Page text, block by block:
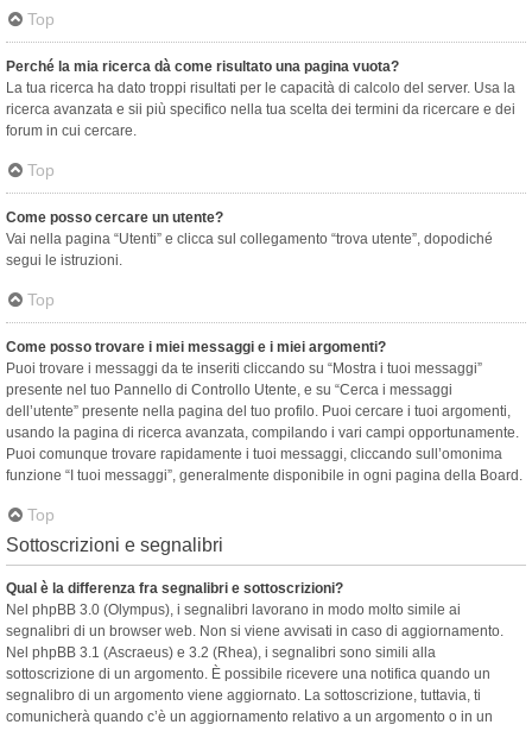
Top
Perché la mia ricerca dà come risultato una pagina vuota?
La tua ricerca ha dato troppi risultati per le capacità di calcolo del server. Usa la
ricerca avanzata e sii più specifico nella tua scelta dei termini da ricercare e dei
forum in cui cercare.
Top
Come posso cercare un utente?
Vai nella pagina “Utenti” e clicca sul collegamento “trova utente”, dopodiché
segui le istruzioni.
Top
Come posso trovare i miei messaggi e i miei argomenti?
Puoi trovare i messaggi da te inseriti cliccando su “Mostra i tuoi messaggi”
presente nel tuo Pannello di Controllo Utente, e su “Cerca i messaggi
dell’utente” presente nella pagina del tuo profilo. Puoi cercare i tuoi argomenti,
usando la pagina di ricerca avanzata, compilando i vari campi opportunamente.
Puoi comunque trovare rapidamente i tuoi messaggi, cliccando sull’omonima
funzione “I tuoi messaggi”, generalmente disponibile in ogni pagina della Board.
Top
Sottoscrizioni e segnalibri
Qual è la differenza fra segnalibri e sottoscrizioni?
Nel phpBB 3.0 (Olympus), i segnalibri lavorano in modo molto simile ai
segnalibri di un browser web. Non si viene avvisati in caso di aggiornamento.
Nel phpBB 3.1 (Ascraeus) e 3.2 (Rhea), i segnalibri sono simili alla
sottoscrizione di un argomento. È possibile ricevere una notifica quando un
segnalibro di un argomento viene aggiornato. La sottoscrizione, tuttavia, ti
comunicherà quando c’è un aggiornamento relativo a un argomento o in un